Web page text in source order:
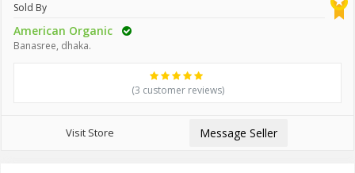
Sold By
American Organic
Banasree, dhaka.
(3 customer reviews)
Visit Store Message Seller